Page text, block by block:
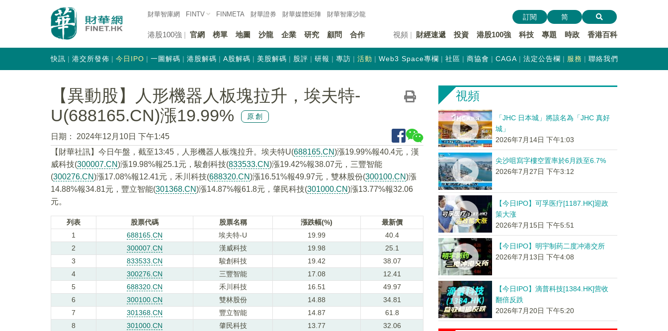
財華智庫網 FINTV FINMETA 財華證券 財華媒體矩陣 財華智庫沙龍
港股100強 官網 榜單 地圖 沙龍 企業 研究 顧問 合作 視頻 財經速遞 投資 港股100強 科技 專題 時政 香港百科
訂閱 简
快訊 港交所發佈 今日IPO 一圖解碼 港股解碼 A股解碼 美股解碼 股評 研報 專訪 活動 Web3 Space專欄 社區 商協會 CAGA 法定公告欄 服務 聯絡我們
【異動股】人形機器人板塊拉升，埃夫特-
U(688165.CN)漲19.99%
原創
日期：
2024年12月10日 下午1:45
【財華社訊】今日午盤，截至13:45，人形機器人板塊拉升。埃夫特U(688165.CN)漲19.99%報40.4元，漢
威科技(300007.CN)漲19.98%報25.1元，駿創科技(833533.CN)漲19.42%報38.07元，三豐智能
(300276.CN)漲17.08%報12.41元，禾川科技(688320.CN)漲16.51%報49.97元，雙林股份(300100.CN)漲
14.88%報34.81元，豐立智能(301368.CN)漲14.87%報61.8元，肇民科技(301000.CN)漲13.77%報32.06
元。
列表 股票代碼 股票名稱 漲跌幅(%)
最新價
1
688165.CN 埃夫特-U 19.99
40.4
2
300007.CN 漢威科技 19.98
25.1
3
833533.CN 駿創科技 19.42
38.07
4
300276.CN 三豐智能 17.08
12.41
5
688320.CN 禾川科技 16.51
49.97
6
300100.CN 雙林股份 14.88
34.81
7
301368.CN 豐立智能 14.87
61.8
8
301000.CN 肇民科技 13.77 32.06
視頻
「JHC 日本城」將該名為「JHC 真好
城」
2026年7月14日 下午1:03
尖沙咀寫字樓空置率於6月跌至6.7%
2026年7月27日 下午3:12
【今日IPO】可孚医疗[1187.HK]迎政
策大涨
2026年7月15日 下午5:51
【今日IPO】明宇制药二度冲港交所
2026年7月13日 下午4:08
【今日IPO】滴普科技[1384.HK]营收
翻倍反跌
2026年7月20日 下午5:20